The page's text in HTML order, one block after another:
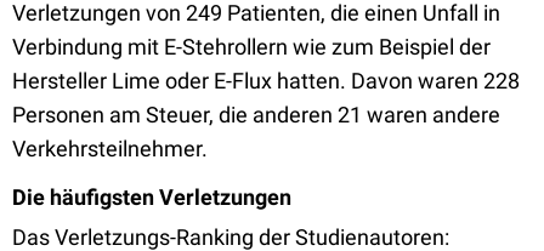
Verletzungen von 249 Patienten, die einen Unfall in
Verbindung mit E-Stehrollern wie zum Beispiel der
Hersteller Lime oder E-Flux hatten. Davon waren 228
Personen am Steuer, die anderen 21 waren andere
Verkehrsteilnehmer.
Die häufigsten Verletzungen
Das Verletzungs-Ranking der Studienautoren: